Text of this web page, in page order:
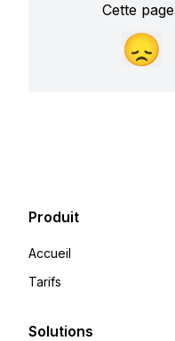
Cette
😞
Produit
Accueil
Tarifs
Solutions